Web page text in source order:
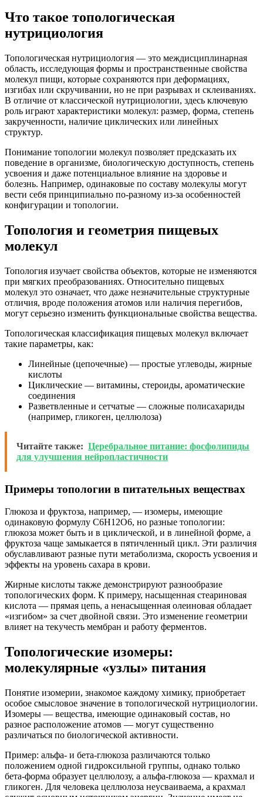
Что такое топологическая
нутрициология
Топологическая нутрициология — это междисциплинарная
область, исследующая формы и пространственные свойства
молекул пищи, которые сохраняются при деформациях,
изгибах или скручивании, но не при разрывах и склеиваниях.
В отличие от классической нутрициологии, здесь ключевую
роль играют характеристики молекул: размер, форма, степень
закрученности, наличие циклических или линейных
структур.
Понимание топологии молекул позволяет предсказать их
поведение в организме, биологическую доступность, степень
усвоения и даже потенциальное влияние на здоровье и
болезнь. Например, одинаковые по составу молекулы могут
вести себя принципиально по-разному из-за особенностей
конфигурации и топологии.
Топология и геометрия пищевых
молекул
Топология изучает свойства объектов, которые не изменяются
при мягких преобразованиях. Относительно пищевых
молекул это означает, что даже незначительные структурные
отличия, вроде положения атомов или наличия перегибов,
могут серьезно изменить функциональные свойства вещества.
Топологическая классификация пищевых молекул включает
такие параметры, как:
Линейные (цепочечные) — простые углеводы, жирные
кислоты
Циклические — витамины, стероиды, ароматические
соединения
Разветвленные и сетчатые — сложные полисахариды
(например, гликоген, целлюлоза)
Читайте также: Церебральное питание: фосфолипиды
для улучшения нейропластичности
Примеры топологии в питательных веществах
Глюкоза и фруктоза, например, — изомеры, имеющие
одинаковую формулу C6H12O6, но разные топологии:
глюкоза может быть и в циклической, и в линейной форме, а
фруктоза чаще замыкается в пятичленный цикл. Эти различия
обуславливают разные пути метаболизма, скорость усвоения и
эффекты на уровень сахара в крови.
Жирные кислоты также демонстрируют разнообразие
топологических форм. К примеру, насыщенная стеариновая
кислота — прямая цепь, а ненасыщенная олеиновая обладает
«изгибом» за счет двойной связи. Это изменение геометрии
влияет на текучесть мембран и работу ферментов.
Топологические изомеры:
молекулярные «узлы» питания
Понятие изомерии, знакомое каждому химику, приобретает
особое смысловое значение в топологической нутрициологии.
Изомеры — вещества, имеющие одинаковый состав, но
разное расположение атомов — могут существенно
различаться по биологической активности.
Пример: альфа- и бета-глюкоза различаются только
положением одной гидроксильной группы, однако только
бета-форма образует целлюлозу, а альфа-глюкоза — крахмал и
гликоген. Для человека целлюлоза неусваиваема, а крахмал